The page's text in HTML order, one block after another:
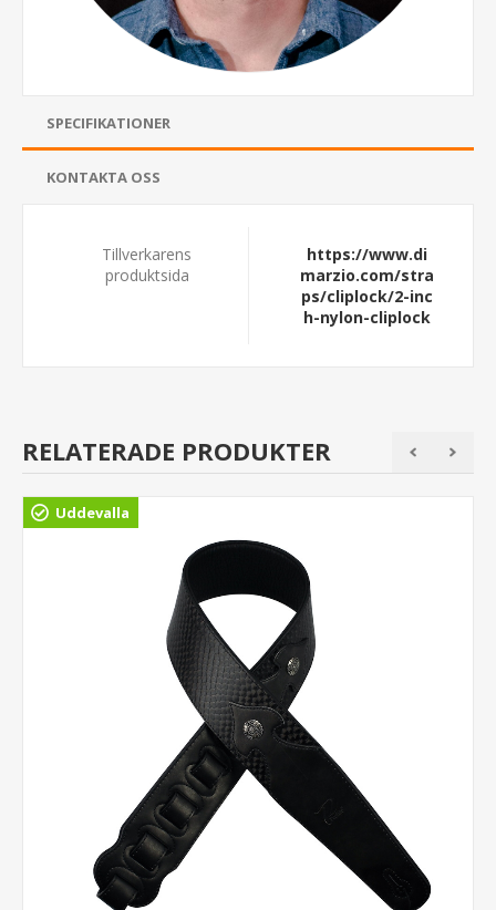
SPECIFIKATIONER
KONTAKTA OSS
Tillverkarens
produktsida
https://www.di
marzio.com/stra
ps/cliplock/2-inc
h-nylon-cliplock
RELATERADE PRODUKTER
Uddevalla